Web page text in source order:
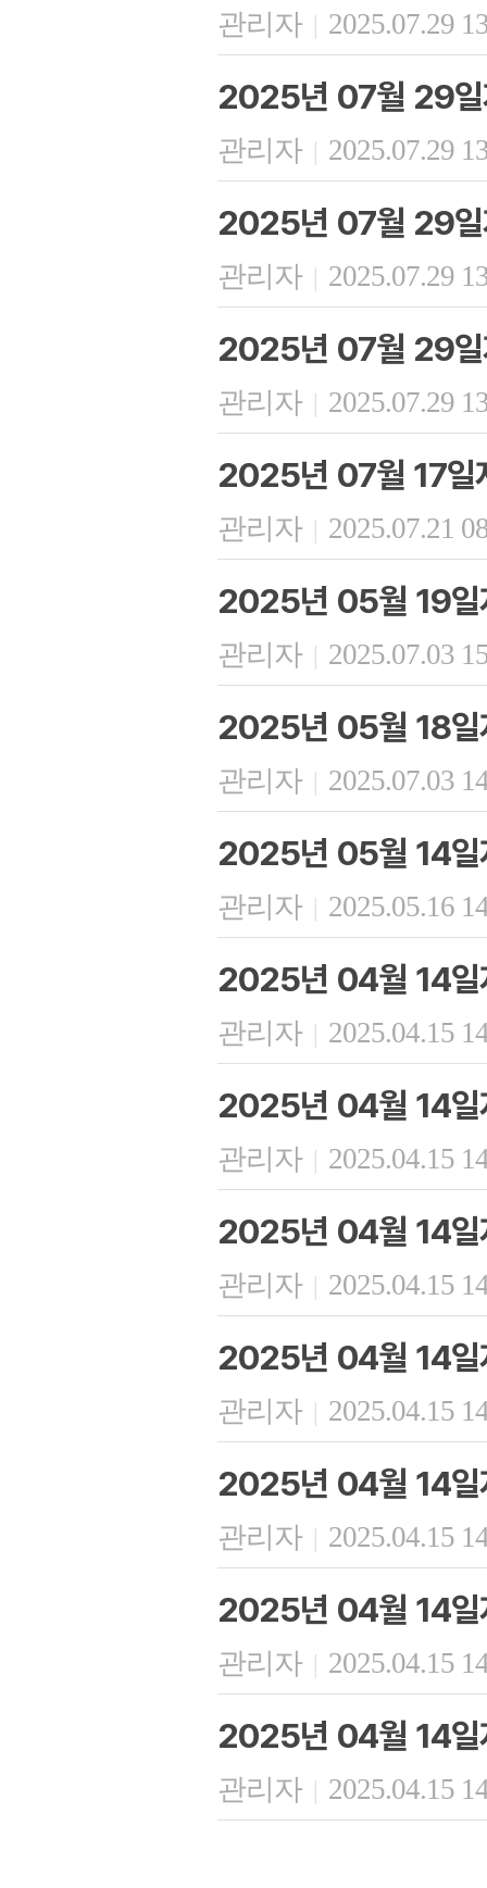
관리자 | 2025.07.29
2025년 07월 29일
관리자 | 2025.07.29
2025년 07월 29일
관리자 | 2025.07.29
2025년 07월 29
관리자 | 2025.07.29
2025년 07월 17일
관리자 | 2025.07.21
2025년 05월 19일
관리자 | 2025.07.03
2025년 05월 18일
관리자 | 2025.07.03
2025년 05월 14일
관리자 | 2025.05.16
2025년 04월 14일
관리자 | 2025.04.15
2025년 04월 14일
관리자 | 2025.04.15
2025년 04월 14일
관리자 | 2025.04.15
2025년 04월 14일
관리자 | 2025.04.15
2025년 04월 14일
관리자 | 2025.04.15
2025년 04월 14일
관리자 | 2025.04.15
2025년 04월 14일
관리자 | 2025.04.15